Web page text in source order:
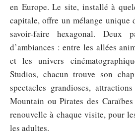
en Europe. Le site, installé à
capitale, offre un mélange unique
savoir-faire hexagonal. Deux
d’ambiances : entre les allées
et les univers
Studios, chacun trouve son
spectacles grandioses,
Mountain ou Pirates des
renouvelle à chaque visite, pour
les adultes.